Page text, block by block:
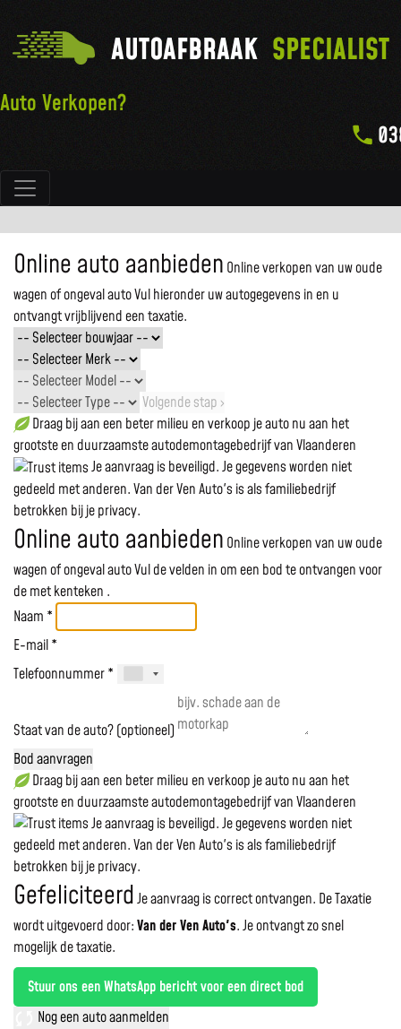
Hoofdnavigatie
AUTOAFBRAAK SPECIALIST
Auto Verkopen?
Online auto aanbieden Online verkopen van uw oude
wagen of ongeval autoVul hieronder uw autogegevens in en u
ontvangt vrijblijvend een taxatie.
Volgende stap ›
Draag bij aan een beter milieu en verkoop je auto nu aan het
grootste en duurzaamste autodemontagebedrijf van Vlaanderen
Je aanvraag is beveiligd. Je gegevens worden niet
gedeeld met anderen. Van der Ven Auto's is als familiebedrijf
betrokken bij je privacy.
Online auto aanbieden Online verkopen van uw oude
wagen of ongeval autoVul de velden in om een bod te ontvangen voor
demet kenteken .
Naam *
E-mail *
Telefoonnummer *
Staat van de auto? (optioneel)
Bod aanvragen
Draag bij aan een beter milieu en verkoop je auto nu aan het
grootste en duurzaamste autodemontagebedrijf van Vlaanderen
Je aanvraag is beveiligd. Je gegevens worden niet
gedeeld met anderen. Van der Ven Auto's is als familiebedrijf
betrokken bij je privacy.
GefeliciteerdJe aanvraag is correct ontvangen. De Taxatie
wordt uitgevoerd door:Van der Ven Auto's.Je ontvangt zo snel
mogelijk de taxatie.
Stuur ons een WhatsApp bericht voor een direct bod
Nog een auto aanmelden